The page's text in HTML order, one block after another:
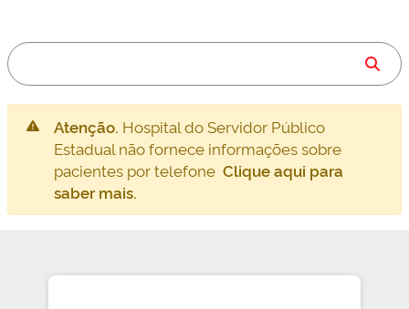
Atenção. Hospital do Servidor Público
Estadual não fornece informações sobre
pacientes por telefone Clique aqui para
saber mais.